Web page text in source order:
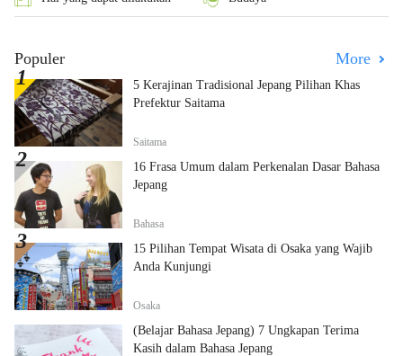
Populer More
5 Kerajinan Tradisional Jepang Pilihan Khas
Prefektur Saitama
Saitama
16 Frasa Umum dalam Perkenalan Dasar Bahasa
Jepang
Bahasa
15 Pilihan Tempat Wisata di Osaka yang Wajib
Anda Kunjungi
Osaka
(Belajar Bahasa Jepang) 7 Ungkapan Terima
Kasih dalam Bahasa Jepang